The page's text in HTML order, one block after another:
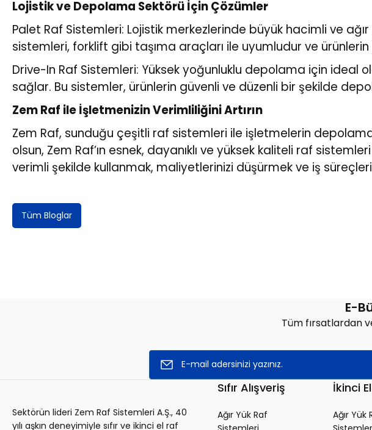
Lojistik ve Depolama Sektörü İçin Çözümler
Palet Raf Sistemleri: Lojistik merkezlerinde büyük hacimli ve
sistemleri, forklift gibi taşıma araçları ile uyumludur ve ürünlerin
Drive-In Raf Sistemleri: Yüksek yoğunluklu depolama için ideal
sağlar. Bu sistemler, ürünlerin güvenli ve düzenli bir şekilde
Zem Raf ile İşletmenizin Verimliliğini Artırın
Zem Raf, sunduğu çeşitli raf sistemleri ile işletmelerin
olsun, Zem Raf’ın esnek, dayanıklı ve yüksek kaliteli raf
verimli şekilde kullanmak, maliyetlerinizi düşürmek ve iş
Tüm Bloglar
E-
Tüm fırsatlardan
Sektörün lideri Zem Raf Sistemleri A.Ş., 40
yılı aşkın deneyimiyle sıfır ve ikinci el raf
Sıfır Alışveriş
Ağır Yük Raf
İkinci
Ağır Yük